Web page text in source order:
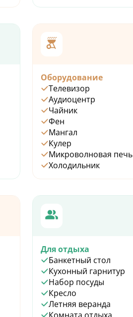
Оборудование
Телевизор
Аудиоцентр
Чайник
Фен
Мангал
Кулер
Микроволновая печь
Холодильник
Для отдыха
Банкетный стол
Кухонный гарнитур
Набор посуды
Кресло
Летняя веранда